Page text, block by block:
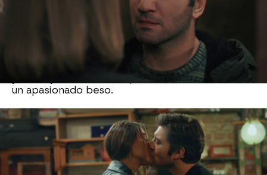
Otra de las parejas de En llamas que ha
enternecido nuestros corazones es la formada
Ambos están locamente
enamorados, pero les falta el coraje para admitir
sus sentimientos. Sin embargo, con la ayuda de
sus amigos, finalmente,
encuentran la fuerza
para expresar su amor
y acaban fundiéndose en
un apasionado beso.
Zülüf y Kenan (Jaula Dorada)